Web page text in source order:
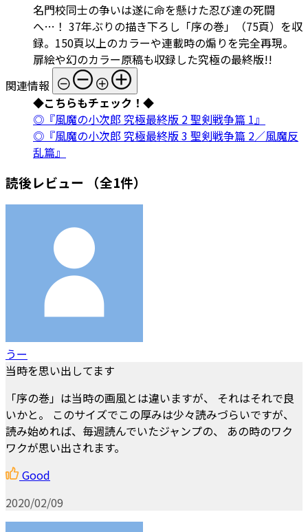
名門校同士の争いは遂に命を懸けた忍び達の死闘
へ…！ 37年ぶりの描き下ろし「序の巻」（75頁）を収
録。150頁以上のカラーや連載時の煽りを完全再現。
扉絵や幻のカラー原稿も収録した究極の最終版!!
関連情報
◆こちらもチェック！◆
◎『風魔の小次郎 究極最終版 2 聖剣戦争篇 1』
◎『風魔の小次郎 究極最終版 3 聖剣戦争篇 2／風魔反
乱篇』
読後レビュー （全1件）
うー
当時を思い出してます
「序の巻」は当時の画風とは違いますが、 それはそれで良
いかと。 このサイズでこの厚みは少々読みづらいですが、
読み始めれば、毎週読んでいたジャンプの、 あの時のワク
ワクが思い出されます。
Good
2020/02/09